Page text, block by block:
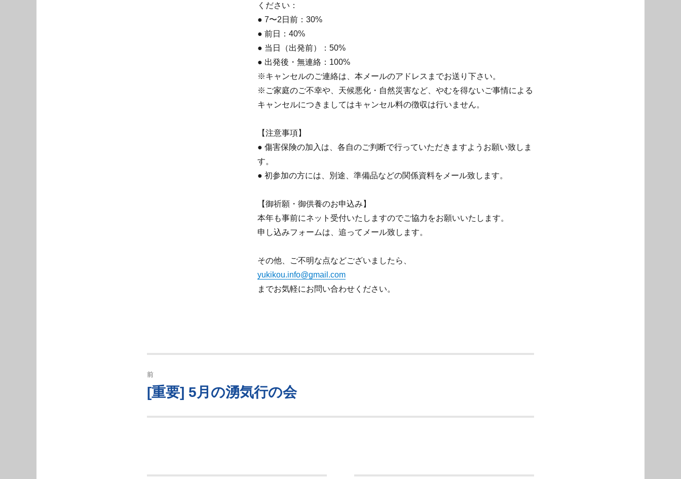
ください：
● 7〜2日前：30%
● 前日：40%
● 当日（出発前）：50%
● 出発後・無連絡：100%
※キャンセルのご連絡は、本メールのアドレスまでお送り下さい。
※ご家庭のご不幸や、天候悪化・自然災害など、やむを得ないご事情による
キャンセルにつきましてはキャンセル料の徴収は行いません。
【注意事項】
● 傷害保険の加入は、各自のご判断で行っていただきますようお願い致しま
す。
● 初参加の方には、別途、準備品などの関係資料をメール致します。
【御祈願・御供養のお申込み】
本年も事前にネット受付いたしますのでご協力をお願いいたします。
申し込みフォームは、追ってメール致します。
その他、ご不明な点などございましたら、
yukikou.info@gmail.com
までお気軽にお問い合わせください。
稿
ー
前
過
の
[重要] 5月の湧気行の会